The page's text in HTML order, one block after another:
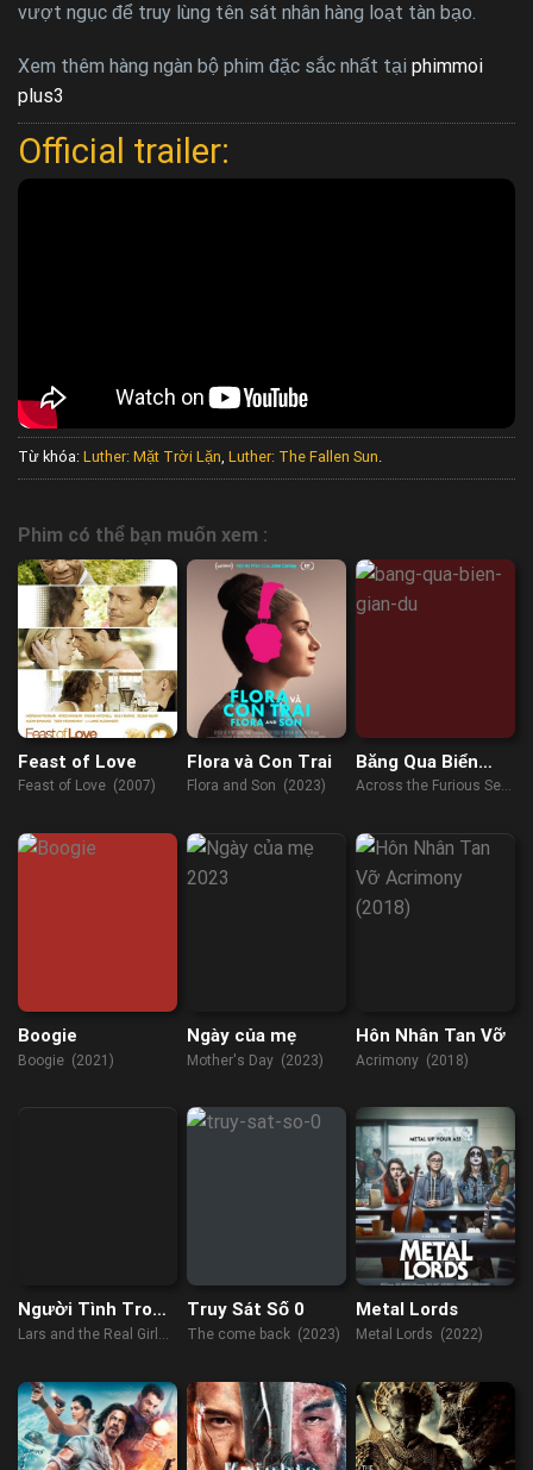
vượt ngục để truy lùng tên sát nhân hàng loạt tàn bạo.
Xem thêm hàng ngàn bộ phim đặc sắc nhất tại phimmoi
plus3
Official trailer:
Từ khóa: Luther: Mặt Trời Lặn, Luther: The Fallen Sun.
Phim có thể bạn muốn xem :
Feast of Love
Feast of Love (2007)
Flora và Con Trai
Flora and Son (2023)
Băng Qua Biển
Giận Dữ
Across the Furious Sea
Boogie
Boogie (2021)
Ngày của mẹ
Mother's Day (2023)
Hôn Nhân Tan Vỡ
Acrimony (2018)
Người Tình Trong
Mộng
Lars and the Real Girl
Truy Sát Số 0
The come back (2023)
Metal Lords
Metal Lords (2022)